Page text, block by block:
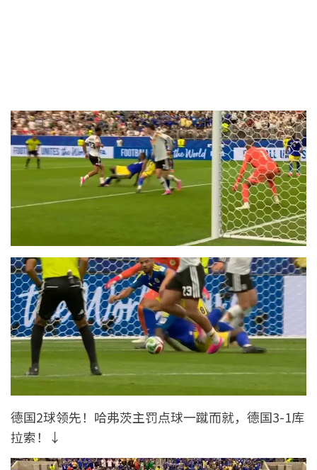
德国2球领先！哈弗茨主罚点球一蹴而就，德国3-1库
拉索！↓